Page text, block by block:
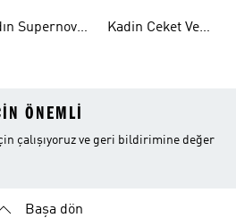
Supernova
Kadin Ceket Ve
ÖNEMLI
çalışıyoruz ve geri bildirimine değer
Başa dön